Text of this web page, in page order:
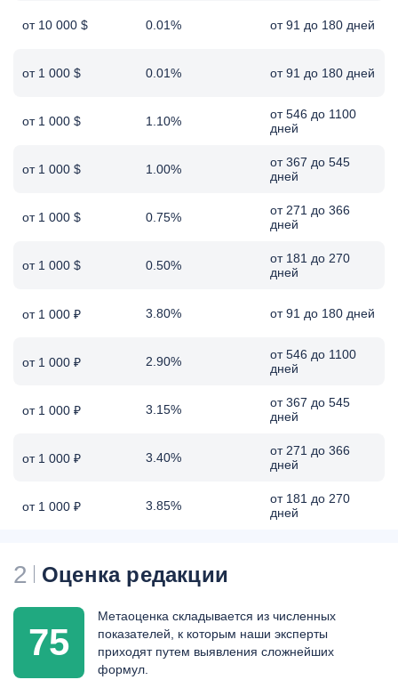
от 10 000 $ 0.01% от 91 до 180 дней
от 1 000 $ 0.01% от 91 до 180 дней
от 1 000 $ 1.10%
от 546 до 1100
дней
от 1 000 $ 1.00%
от 367 до 545
дней
от 1 000 $ 0.75%
от 271 до 366
дней
от 1 000 $ 0.50%
от 181 до 270
дней
от 1 000 ₽ 3.80% от 91 до 180 дней
от 1 000 ₽ 2.90%
от 546 до 1100
дней
от 1 000 ₽ 3.15%
от 367 до 545
дней
от 1 000 ₽ 3.40%
от 271 до 366
дней
от 1 000 ₽ 3.85%
от 181 до 270
дней
2 Оценка редакции
75
Метаоценка складывается из численных
показателей, к которым наши эксперты
приходят путем выявления сложнейших
формул.